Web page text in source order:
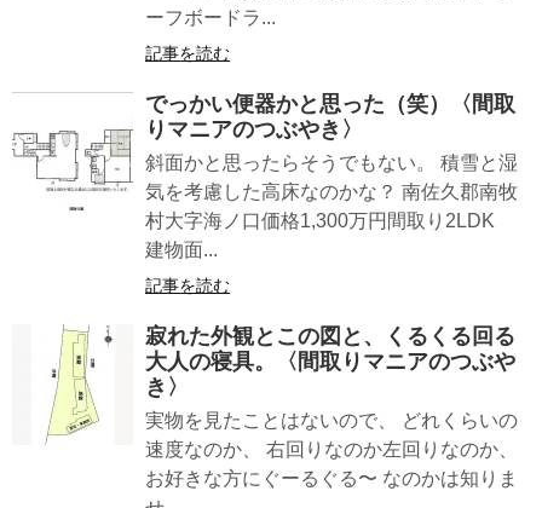
ーフボードラ...
記事を読む
でっかい便器かと思った（笑）〈間取
りマニアのつぶやき〉
斜面かと思ったらそうでもない。 積雪と湿
気を考慮した高床なのかな？ 南佐久郡南牧
村大字海ノ口価格1,300万円間取り2LDK
建物面...
記事を読む
寂れた外観とこの図と、くるくる回る
大人の寝具。〈間取りマニアのつぶや
き〉
実物を見たことはないので、 どれくらいの
速度なのか、 右回りなのか左回りなのか、
お好きな方にぐーるぐる〜 なのかは知りま